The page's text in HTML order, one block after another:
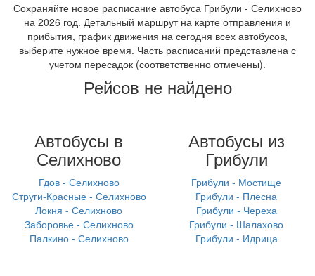
Сохраняйте новое расписание автобуса Грибули - Селихново
на 2026 год. Детальный маршрут на карте отправления и
прибытия, график движения на сегодня всех автобусов,
выберите нужное время. Часть расписаний представлена с
учетом пересадок (соответственно отмечены).
Рейсов не найдено
Автобусы в
Селихново
Гдов - Селихново
Струги-Красные - Селихново
Локня - Селихново
Заборовье - Селихново
Палкино - Селихново
Автобусы из
Грибули
Грибули - Мостище
Грибули - Плесна
Грибули - Череха
Грибули - Шалахово
Грибули - Идрица